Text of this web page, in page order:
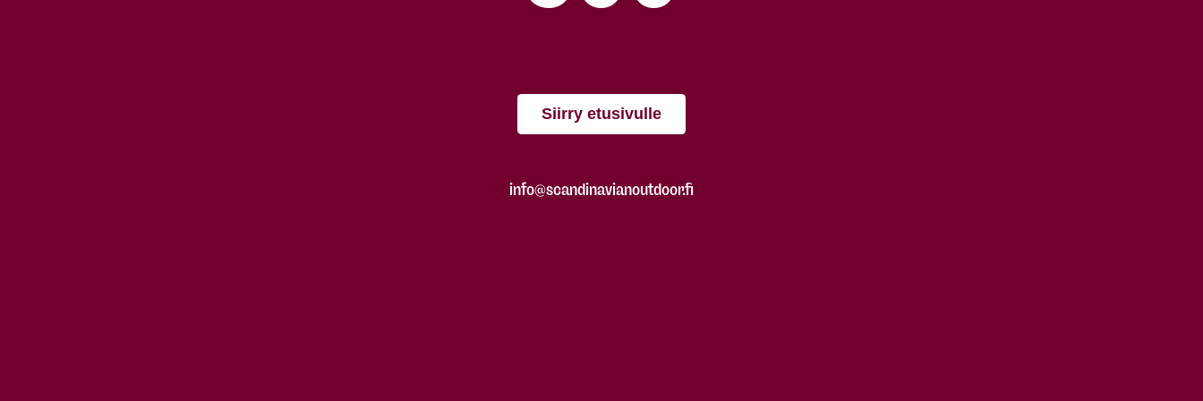
Siirry etusivulle
info@scandinavianoutdoor.fi